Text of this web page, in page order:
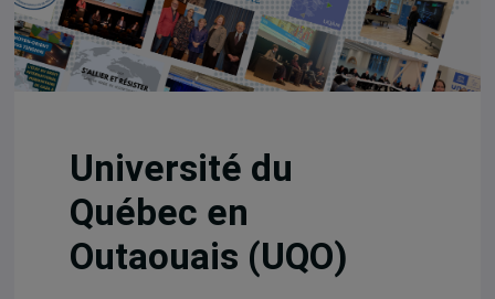
Université du
Québec en
Outaouais (UQO)